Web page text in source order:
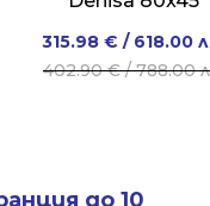
402.90€/ 788.00
price
315.98 € / 618.00
Current
price
до 10